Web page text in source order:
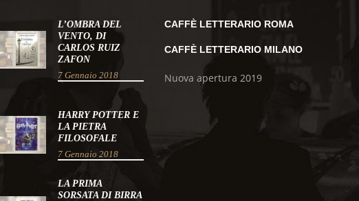
L’OMBRA DEL
VENTO, DI
CARLOS RUIZ
ZAFON
7 Gennaio 2018
HARRY POTTER E
LA PIETRA
FILOSOFALE
7 Gennaio 2018
LA PRIMA
SORSATA DI BIRRA
CAFFÈ LETTERARIO ROMA
CAFFÈ LETTERARIO MILANO
Nuova apertura 2019